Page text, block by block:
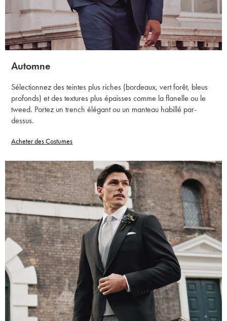
Automne
Sélectionnez des teintes plus riches (bordeaux, vert forêt, bleus
profonds) et des textures plus épaisses comme la flanelle ou le
tweed. Portez un trench élégant ou un manteau habillé par-
dessus.
Acheter des Costumes